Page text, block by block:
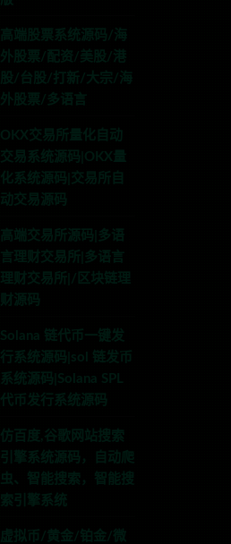
高端股票系统源码/海
外股票/配资/美股/港
股/台股/打新/大宗/海
外股票/多语言
OKX交易所量化自动
交易系统源码|OKX量
化系统源码|交易所自
动交易源码
高端交易所源码|多语
言理财交易所|多语言
理财交易所|/区块链理
财源码
Solana 链代币一键发
行系统源码|sol 链发币
系统源码|Solana SPL
代币发行系统源码
仿百度,谷歌网站搜索
引擎系统源码，自动爬
虫、智能搜索，智能搜
索引擎系统
虚拟币/黄金/铂金/微